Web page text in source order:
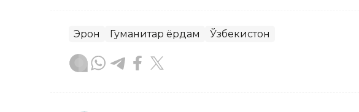
Эрон Гуманитар ёрдам Ўзбекистон